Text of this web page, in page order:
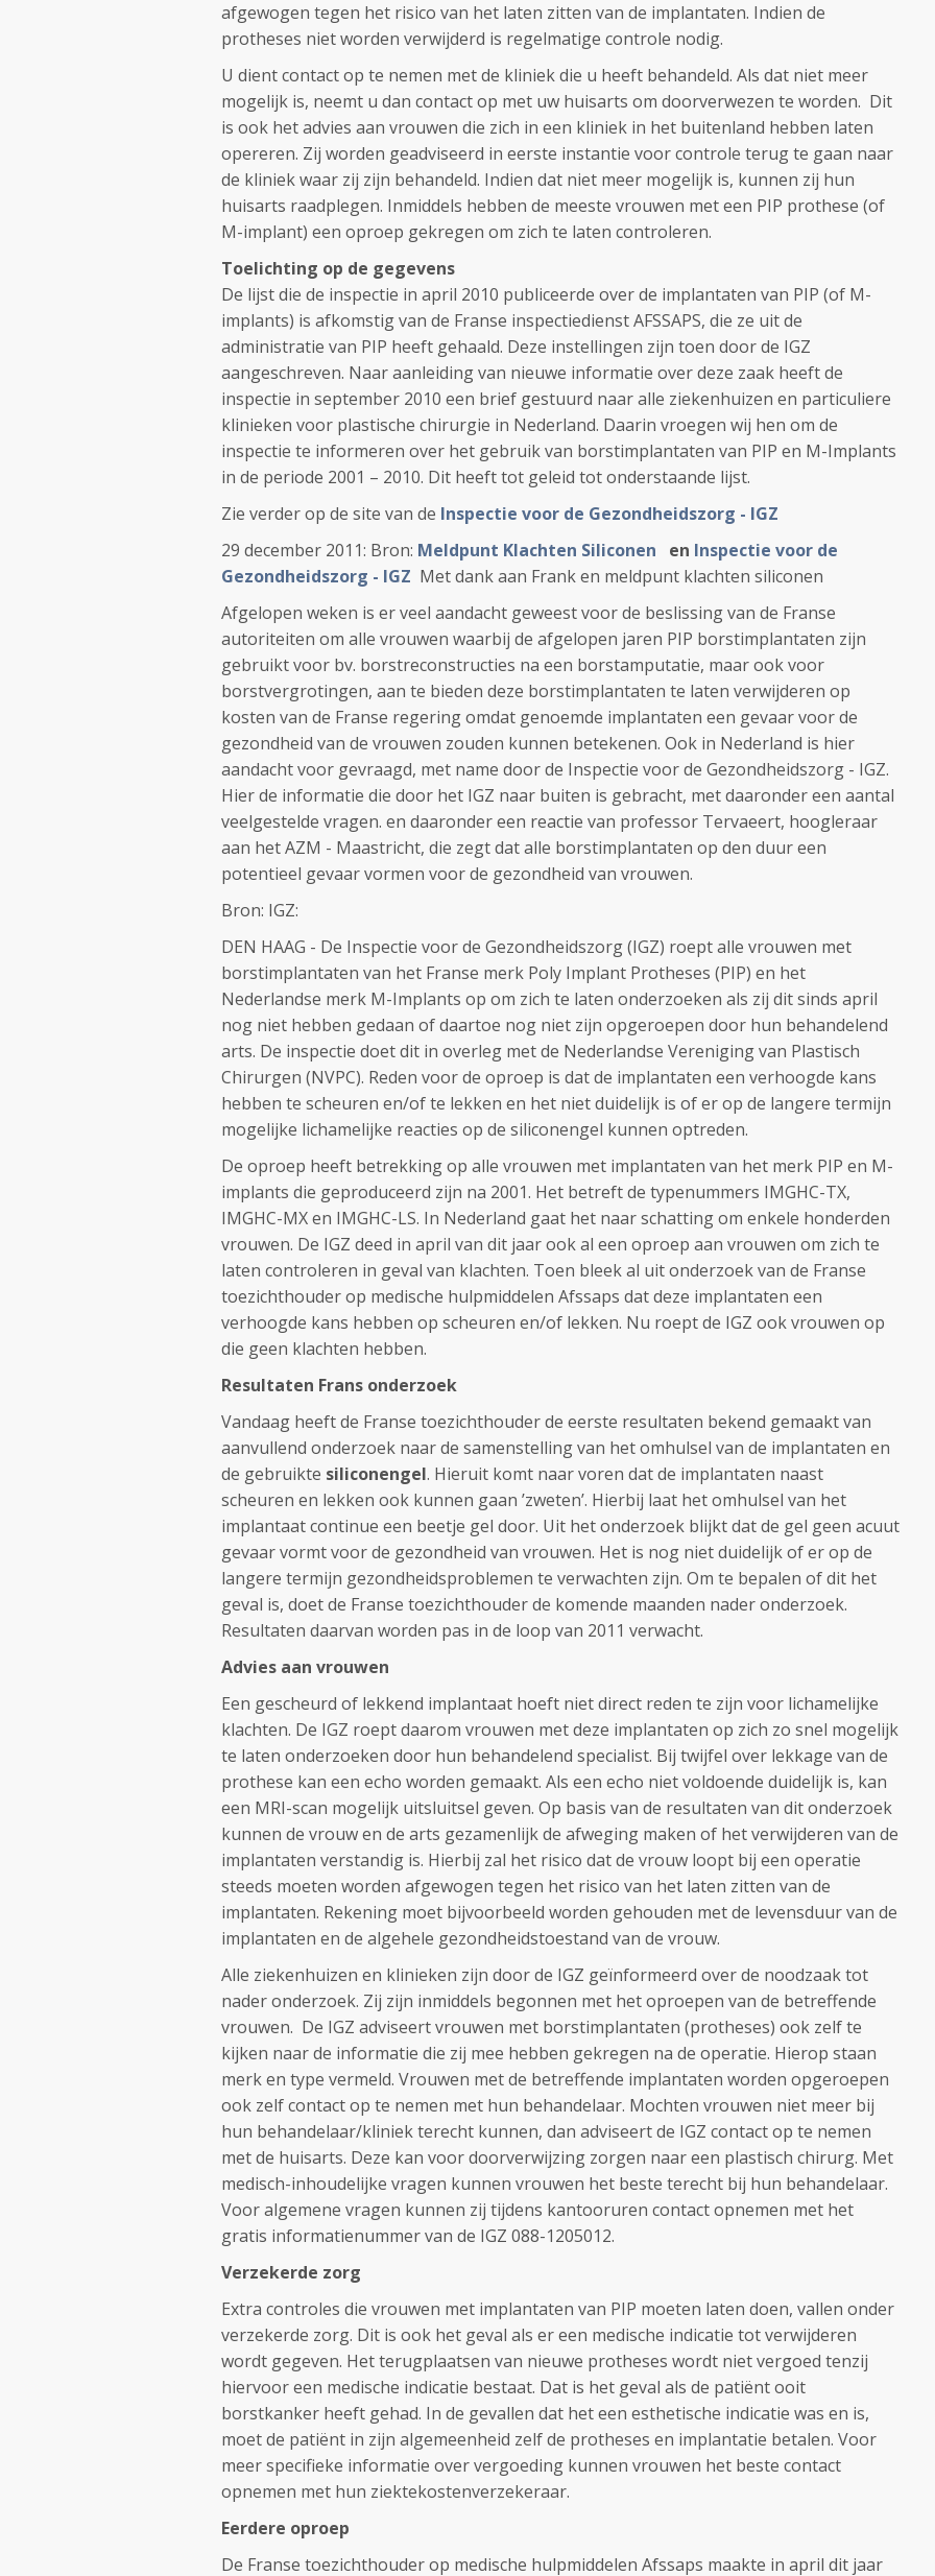
afgewogen tegen het risico van het laten zitten van de implantaten. Indien de
protheses niet worden verwijderd is regelmatige controle nodig.
U dient contact op te nemen met de kliniek die u heeft behandeld. Als dat niet meer
mogelijk is, neemt u dan contact op met uw huisarts om doorverwezen te worden. Dit
is ook het advies aan vrouwen die zich in een kliniek in het buitenland hebben laten
opereren. Zij worden geadviseerd in eerste instantie voor controle terug te gaan naar
de kliniek waar zij zijn behandeld. Indien dat niet meer mogelijk is, kunnen zij hun
huisarts raadplegen. Inmiddels hebben de meeste vrouwen met een PIP prothese (of
M-implant) een oproep gekregen om zich te laten controleren.
Toelichting op de gegevens
De lijst die de inspectie in april 2010 publiceerde over de implantaten van PIP (of M-
implants) is afkomstig van de Franse inspectiedienst AFSSAPS, die ze uit de
administratie van PIP heeft gehaald. Deze instellingen zijn toen door de IGZ
aangeschreven. Naar aanleiding van nieuwe informatie over deze zaak heeft de
inspectie in september 2010 een brief gestuurd naar alle ziekenhuizen en particuliere
klinieken voor plastische chirurgie in Nederland. Daarin vroegen wij hen om de
inspectie te informeren over het gebruik van borstimplantaten van PIP en M-Implants
in de periode 2001 – 2010. Dit heeft tot geleid tot onderstaande lijst.
Zie verder op de site van de Inspectie voor de Gezondheidszorg - IGZ
29 december 2011: Bron: Meldpunt Klachten Siliconen en Inspectie voor de
Gezondheidszorg - IGZ Met dank aan Frank en meldpunt klachten siliconen
Afgelopen weken is er veel aandacht geweest voor de beslissing van de Franse
autoriteiten om alle vrouwen waarbij de afgelopen jaren PIP borstimplantaten zijn
gebruikt voor bv. borstreconstructies na een borstamputatie, maar ook voor
borstvergrotingen, aan te bieden deze borstimplantaten te laten verwijderen op
kosten van de Franse regering omdat genoemde implantaten een gevaar voor de
gezondheid van de vrouwen zouden kunnen betekenen. Ook in Nederland is hier
aandacht voor gevraagd, met name door de Inspectie voor de Gezondheidszorg - IGZ.
Hier de informatie die door het IGZ naar buiten is gebracht, met daaronder een aantal
veelgestelde vragen. en daaronder een reactie van professor Tervaeert, hoogleraar
aan het AZM - Maastricht, die zegt dat alle borstimplantaten op den duur een
potentieel gevaar vormen voor de gezondheid van vrouwen.
Bron: IGZ:
DEN HAAG - De Inspectie voor de Gezondheidszorg (IGZ) roept alle vrouwen met
borstimplantaten van het Franse merk Poly Implant Protheses (PIP) en het
Nederlandse merk M-Implants op om zich te laten onderzoeken als zij dit sinds april
nog niet hebben gedaan of daartoe nog niet zijn opgeroepen door hun behandelend
arts. De inspectie doet dit in overleg met de Nederlandse Vereniging van Plastisch
Chirurgen (NVPC). Reden voor de oproep is dat de implantaten een verhoogde kans
hebben te scheuren en/of te lekken en het niet duidelijk is of er op de langere termijn
mogelijke lichamelijke reacties op de siliconengel kunnen optreden.
De oproep heeft betrekking op alle vrouwen met implantaten van het merk PIP en M-
implants die geproduceerd zijn na 2001. Het betreft de typenummers IMGHC-TX,
IMGHC-MX en IMGHC-LS. In Nederland gaat het naar schatting om enkele honderden
vrouwen. De IGZ deed in april van dit jaar ook al een oproep aan vrouwen om zich te
laten controleren in geval van klachten. Toen bleek al uit onderzoek van de Franse
toezichthouder op medische hulpmiddelen Afssaps dat deze implantaten een
verhoogde kans hebben op scheuren en/of lekken. Nu roept de IGZ ook vrouwen op
die geen klachten hebben.
Resultaten Frans onderzoek
Vandaag heeft de Franse toezichthouder de eerste resultaten bekend gemaakt van
aanvullend onderzoek naar de samenstelling van het omhulsel van de implantaten en
de gebruikte siliconengel. Hieruit komt naar voren dat de implantaten naast
scheuren en lekken ook kunnen gaan ’zweten’. Hierbij laat het omhulsel van het
implantaat continue een beetje gel door. Uit het onderzoek blijkt dat de gel geen acuut
gevaar vormt voor de gezondheid van vrouwen. Het is nog niet duidelijk of er op de
langere termijn gezondheidsproblemen te verwachten zijn. Om te bepalen of dit het
geval is, doet de Franse toezichthouder de komende maanden nader onderzoek.
Resultaten daarvan worden pas in de loop van 2011 verwacht.
Advies aan vrouwen
Een gescheurd of lekkend implantaat hoeft niet direct reden te zijn voor lichamelijke
klachten. De IGZ roept daarom vrouwen met deze implantaten op zich zo snel mogelijk
te laten onderzoeken door hun behandelend specialist. Bij twijfel over lekkage van de
prothese kan een echo worden gemaakt. Als een echo niet voldoende duidelijk is, kan
een MRI-scan mogelijk uitsluitsel geven. Op basis van de resultaten van dit onderzoek
kunnen de vrouw en de arts gezamenlijk de afweging maken of het verwijderen van de
implantaten verstandig is. Hierbij zal het risico dat de vrouw loopt bij een operatie
steeds moeten worden afgewogen tegen het risico van het laten zitten van de
implantaten. Rekening moet bijvoorbeeld worden gehouden met de levensduur van de
implantaten en de algehele gezondheidstoestand van de vrouw.
Alle ziekenhuizen en klinieken zijn door de IGZ geïnformeerd over de noodzaak tot
nader onderzoek. Zij zijn inmiddels begonnen met het oproepen van de betreffende
vrouwen. De IGZ adviseert vrouwen met borstimplantaten (protheses) ook zelf te
kijken naar de informatie die zij mee hebben gekregen na de operatie. Hierop staan
merk en type vermeld. Vrouwen met de betreffende implantaten worden opgeroepen
ook zelf contact op te nemen met hun behandelaar. Mochten vrouwen niet meer bij
hun behandelaar/kliniek terecht kunnen, dan adviseert de IGZ contact op te nemen
met de huisarts. Deze kan voor doorverwijzing zorgen naar een plastisch chirurg. Met
medisch-inhoudelijke vragen kunnen vrouwen het beste terecht bij hun behandelaar.
Voor algemene vragen kunnen zij tijdens kantooruren contact opnemen met het
gratis informatienummer van de IGZ 088-1205012.
Verzekerde zorg
Extra controles die vrouwen met implantaten van PIP moeten laten doen, vallen onder
verzekerde zorg. Dit is ook het geval als er een medische indicatie tot verwijderen
wordt gegeven. Het terugplaatsen van nieuwe protheses wordt niet vergoed tenzij
hiervoor een medische indicatie bestaat. Dat is het geval als de patiënt ooit
borstkanker heeft gehad. In de gevallen dat het een esthetische indicatie was en is,
moet de patiënt in zijn algemeenheid zelf de protheses en implantatie betalen. Voor
meer specifieke informatie over vergoeding kunnen vrouwen het beste contact
opnemen met hun ziektekostenverzekeraar.
Eerdere oproep
De Franse toezichthouder op medische hulpmiddelen Afssaps maakte in april dit jaar